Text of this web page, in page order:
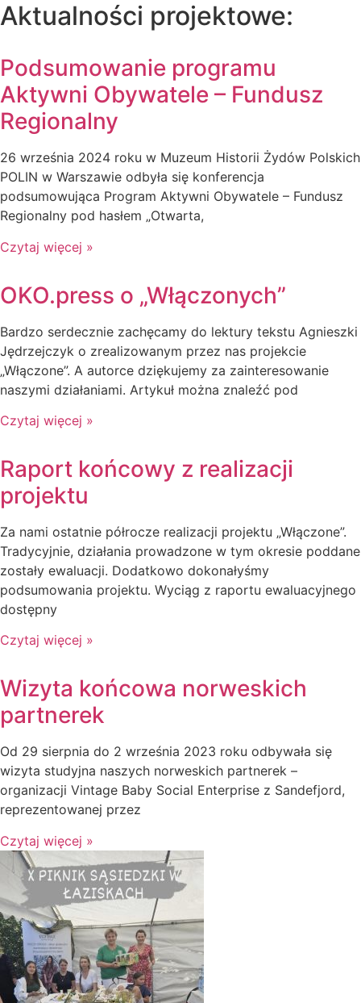
Aktualności projektowe:
Podsumowanie programu
Aktywni Obywatele – Fundusz
Regionalny
26 września 2024 roku w Muzeum Historii Żydów Polskich
POLIN w Warszawie odbyła się konferencja
podsumowująca Program Aktywni Obywatele – Fundusz
Regionalny pod hasłem „Otwarta,
Czytaj więcej »
OKO.press o „Włączonych”
Bardzo serdecznie zachęcamy do lektury tekstu Agnieszki
Jędrzejczyk o zrealizowanym przez nas projekcie
„Włączone”. A autorce dziękujemy za zainteresowanie
naszymi działaniami. Artykuł można znaleźć pod
Czytaj więcej »
Raport końcowy z realizacji
projektu
Za nami ostatnie półrocze realizacji projektu „Włączone”.
Tradycyjnie, działania prowadzone w tym okresie poddane
zostały ewaluacji. Dodatkowo dokonałyśmy
podsumowania projektu. Wyciąg z raportu ewaluacyjnego
dostępny
Czytaj więcej »
Wizyta końcowa norweskich
partnerek
Od 29 sierpnia do 2 września 2023 roku odbywała się
wizyta studyjna naszych norweskich partnerek –
organizacji Vintage Baby Social Enterprise z Sandefjord,
reprezentowanej przez
Czytaj więcej »